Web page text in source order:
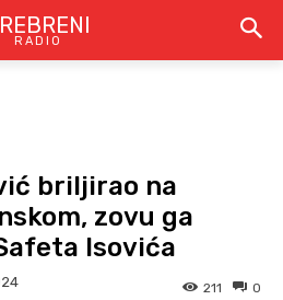
RADIO
briljirao na
zovu ga
Isovića
0
211